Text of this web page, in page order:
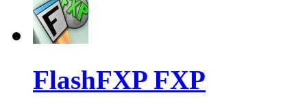
FlashFXP FXP